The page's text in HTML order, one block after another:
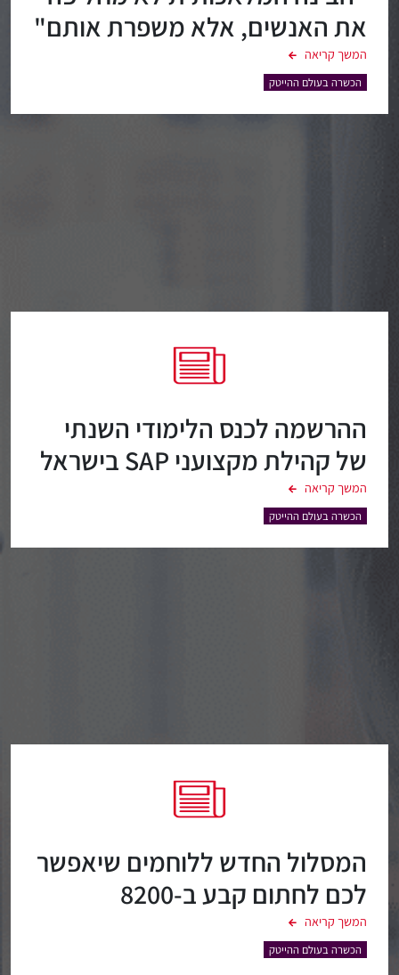
את האנשים, אלא משפרת אותם"
– ראיון של זיו מנדל בערוץ 13
המשך קריאה
הכשרה בעולם ההייטק
ההרשמה לכנס הלימודי השנתי
של קהילת מקצועני SAP בישראל
בעיצומה
המשך קריאה
הכשרה בעולם ההייטק
המסלול החדש ללוחמים שיאפשר
לכם לחתום קבע ב-8200
המשך קריאה
הכשרה בעולם ההייטק